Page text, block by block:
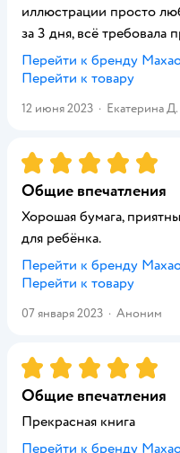
иллюстрации просто
за 3 дня, всё требовала
Перейти к бренду
Перейти к товару
12 июня 2023 · Екатерина Д.
Рейтинг:5
Общие впечатления
Хорошая бумага,
для ребёнка.
Перейти к бренду
Перейти к товару
07 января 2023 · Аноним
Рейтинг:5
Общие впечатления
Прекрасная книга
Перейти к бренду